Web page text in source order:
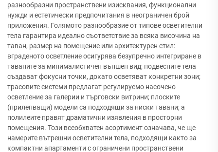
разнообразни пространствени изисквания, функционални
нужди и естетически предпочитания в неограничен брой
приложения. Голямото разнообразие от типове осветителни
тела гарантира идеално съответствие за всяка височина на
таван, размер на помещение или архитектурен стил:
вграденото осветление осигурява безупречно интегриране в
таваните за минималистичен външен вид; подвесните тела
създават фокусни точки, докато осветяват конкретни зони;
трасовите системи предлагат регулируемо насочено
осветление за галерии и търговски витрини; плоските
(прилепващи) модели са подходящи за ниски тавани; а
полилеите правят драматични изявления в просторни
помещения. Този всеобхватен асортимент означава, че ще
намерите вътрешни осветителни тела, подходящи както за
компактни апартаменти с ограничени пространствени